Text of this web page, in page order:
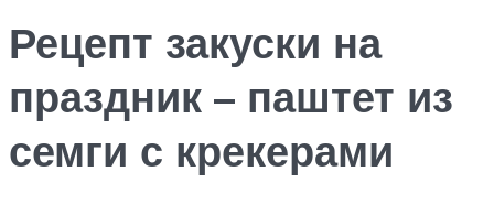
Рецепт закуски на
праздник – паштет из
семги с крекерами